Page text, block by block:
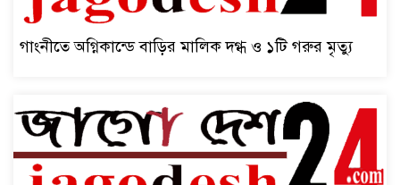
গাংনীতে অগ্নিকান্ডে বাড়ির মালিক দগ্ধ ও ১টি গরুর মৃত্যু